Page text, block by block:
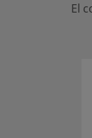
máximo
El